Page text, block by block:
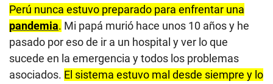
Perú nunca estuvo preparado para enfrentar una
pandemia. Mi papá murió hace unos 10 años y he
pasado por eso de ir a un hospital y ver lo que
sucede en la emergencia y todos los problemas
asociados. El sistema estuvo mal desde siempre y lo